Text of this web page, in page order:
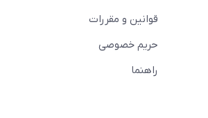
قوانین و مقررات
حریم خصوصی
راهنما